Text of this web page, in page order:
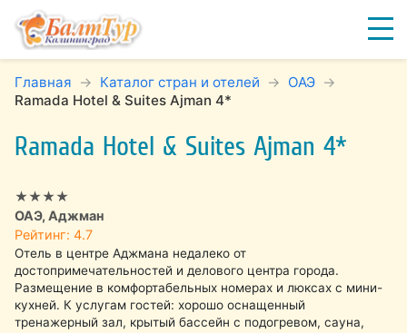
Главная Каталог стран и отелей
ОАЭ
Ramada Hotel & Suites Ajman 4*
Ramada Hotel & Suites Ajman 4*
★★★★
ОАЭ, Аджман
Рейтинг: 4.7
Отель в центре Аджмана недалеко от
достопримечательностей и делового центра города.
Размещение в комфортабельных номерах и люксах с мини-
кухней. К услугам гостей: хорошо оснащенный
тренажерный зал, крытый бассейн с подогревом, сауна,